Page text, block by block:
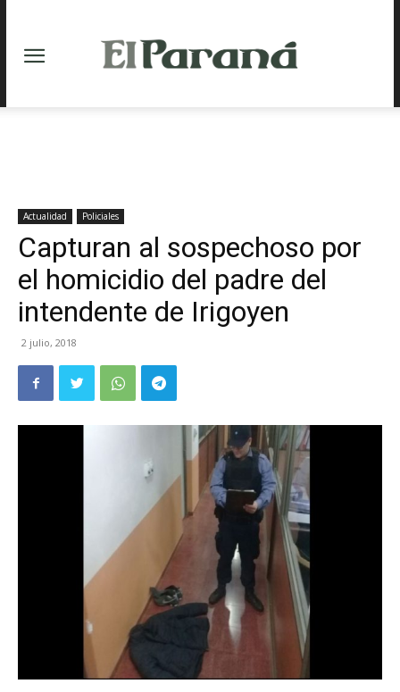
Actualidad Policiales
Capturan al sospechoso por
el homicidio del padre del
intendente de Irigoyen
2 julio, 2018